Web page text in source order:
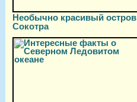
Необычно красивый остров
Сокотра